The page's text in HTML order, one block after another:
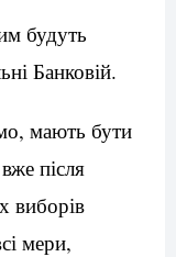
будуть
Банковій.
мають бути
після
виборів
мери,